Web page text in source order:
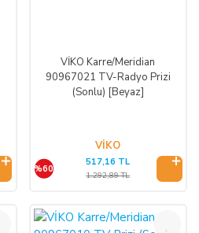
VİKO Karre/Meridian
90967021 TV-Radyo Prizi
(Sonlu) [Beyaz]
VİKO
%60
517,16 TL
1.292,89 TL
%60